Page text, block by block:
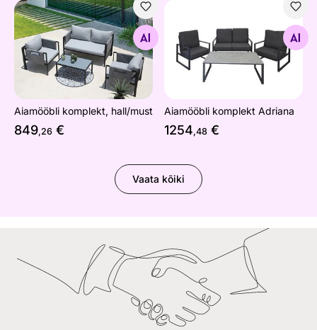
Aiamööbli komplekt, hall/must
Otsi sarnaseid
Aiamööbli komplekt, hall/must
849,26 €
Aiamööbli komplekt Adriana
Otsi sarnaseid
Aiamööbli komplekt Adriana
1254,48 €
Vaata kõiki